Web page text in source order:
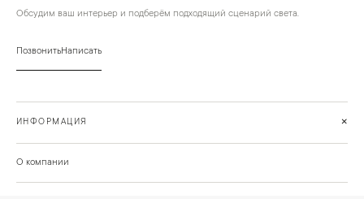
Обсудим ваш интерьер и подберём подходящий сценарий света.
ПозвонитьНаписать
ИНФОРМАЦИЯ +
О компании